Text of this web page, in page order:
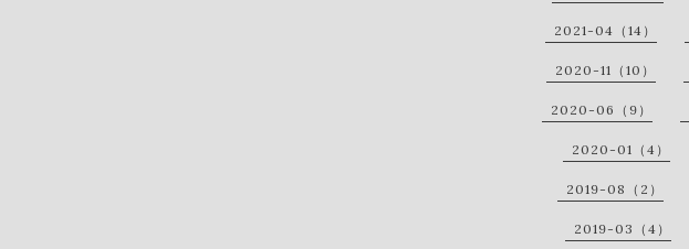
2021-04（14）
2020-11（10）
2020-06（9）
2020-01（4）
2019-08（2）
2019-03（4）